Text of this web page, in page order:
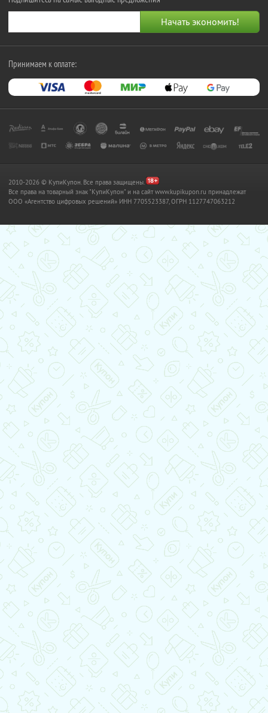
Принимаем к оплате:
2010-2026 © КупиКупон. Все права защищены.
Все права на товарный знак "КупиКупон" и на сайт www.kupikupon.ru принадлежат
OOO «Агентство цифровых решений» ИНН 7705523387, ОГРН 1127747063212